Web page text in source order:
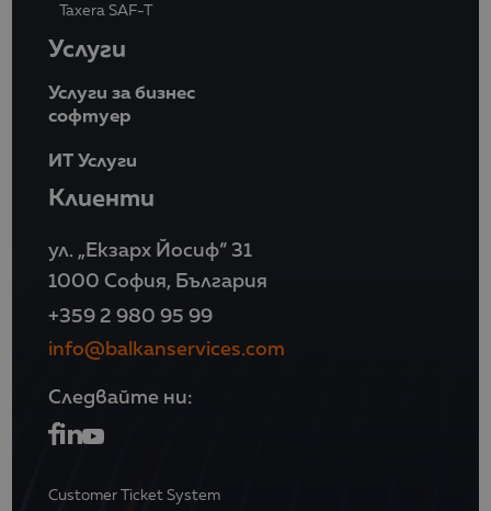
Taxera SAF-T
Услуги
Услуги за бизнес
софтуер
ИТ Услуги
Клиенти
ул. „Екзарх Йосиф“ 31
1000 София, България
+359 2 980 95 99
info@balkanservices.com
Следвайте ни:
Customer Ticket System